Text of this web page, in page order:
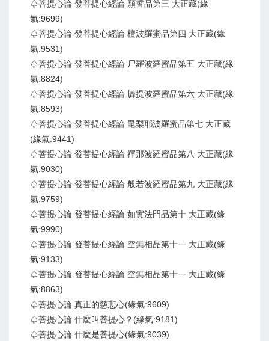
♤菩提心論 發菩提心經論 願誓品第三 大正藏(緣
氣:9699)
♤菩提心論 發菩提心經論 檀波羅蜜品第四 大正藏(緣
氣:9531)
♤菩提心論 發菩提心經論 尸羅波羅蜜品第五 大正藏(緣
氣:8824)
♤菩提心論 發菩提心經論 羼提波羅蜜品第六 大正藏(緣
氣:8593)
♤菩提心論 發菩提心經論 毘梨耶波羅蜜品第七 大正藏
(緣氣:9441)
♤菩提心論 發菩提心經論 禪那波羅蜜品第八 大正藏(緣
氣:9030)
♤菩提心論 發菩提心經論 般若波羅蜜品第九 大正藏(緣
氣:9759)
♤菩提心論 發菩提心經論 如實法門品第十 大正藏(緣
氣:9990)
♤菩提心論 發菩提心經論 空無相品第十一 大正藏(緣
氣:9133)
♤菩提心論 發菩提心經論 空無相品第十一 大正藏(緣
氣:8863)
♤菩提心論 真正的慈悲心(緣氣:9609)
♤菩提心論 什麼叫菩提心？(緣氣:9181)
♤菩提心論 什麼是菩提心(緣氣:9039)